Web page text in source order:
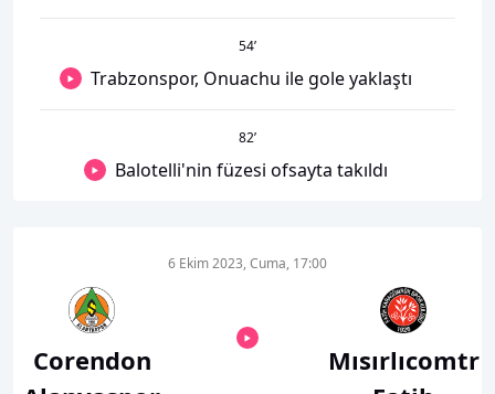
54’
Trabzonspor, Onuachu ile gole yaklaştı
82’
Balotelli'nin füzesi ofsayta takıldı
Corendon
6 Ekim 2023, Cuma, 17:00
Mısırlıcomtr